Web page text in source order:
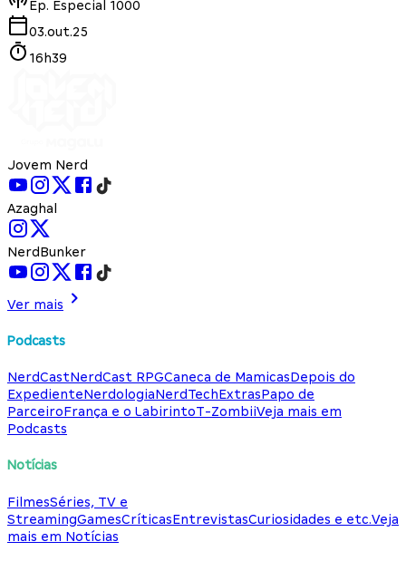
Ep. Especial 1000
03.out.25
16h39
Jovem Nerd
Azaghal
NerdBunker
Ver mais
Podcasts
NerdCastNerdCast RPGCaneca de MamicasDepois do
ExpedienteNerdologiaNerdTechExtrasPapo de
ParceiroFrança e o LabirintoT-ZombiiVeja mais em
Podcasts
Notícias
FilmesSéries, TV e
StreamingGamesCríticasEntrevistasCuriosidades e etc.Veja
mais em Notícias